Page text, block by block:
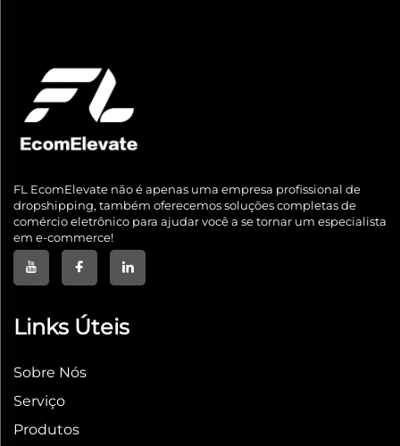
FL EcomElevate não é apenas uma empresa profissional de
dropshipping, também oferecemos soluções completas de
comércio eletrônico para ajudar você a se tornar um especialista
em e-commerce!
Links Úteis
Sobre Nós
Serviço
Produtos